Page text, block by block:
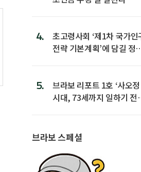
4.
초고령사회 ‘제1차 국가인
전략 기본계획’에 담길 정
5.
브라보 리포트 1호 ‘사오정
시대, 73세까지 일하기 전
브라보 스페셜